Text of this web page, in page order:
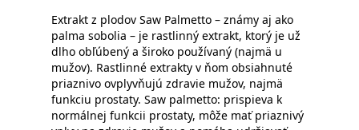
Extrakt z plodov Saw Palmetto – známy aj ako
palma sobolia – je rastlinný extrakt, ktorý je už
dlho obľúbený a široko používaný (najmä u
mužov). Rastlinné extrakty v ňom obsiahnuté
priaznivo ovplyvňujú zdravie mužov, najmä
funkciu prostaty. Saw palmetto: prispieva k
normálnej funkcii prostaty, môže mať priaznivý